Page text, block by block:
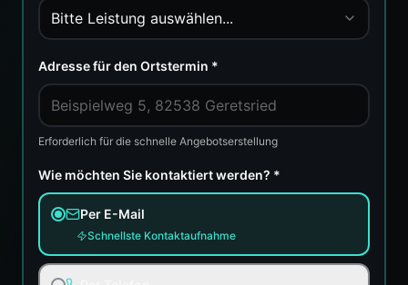
Bitte Leistung auswählen...
Adresse für den Ortstermin *
Erforderlich für die schnelle Angebotserstellung
Wie möchten Sie kontaktiert werden? *
Per E-Mail
Schnellste Kontaktaufnahme